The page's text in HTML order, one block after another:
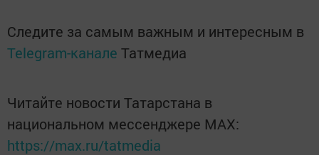
Следите за самым важным и интересным в
Telegram-канале Татмедиа
Читайте новости Татарстана в
национальном мессенджере MАХ:
https://max.ru/tatmedia